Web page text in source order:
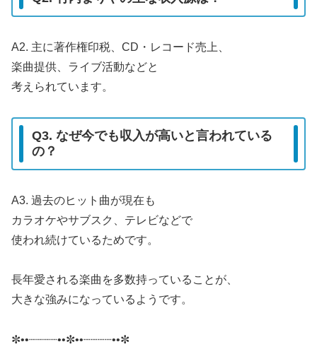
A2. 主に著作権印税、CD・レコード売上、
楽曲提供、ライブ活動などと
考えられています。
Q3. なぜ今でも収入が高いと言われている
の？
A3. 過去のヒット曲が現在も
カラオケやサブスク、テレビなどで
使われ続けているためです。
長年愛される楽曲を多数持っていることが、
大きな強みになっているようです。
✼••┈┈┈┈••✼••┈┈┈┈••✼